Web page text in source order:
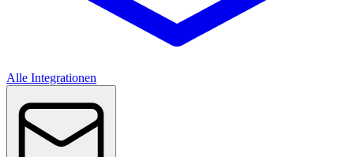
Alle Integrationen